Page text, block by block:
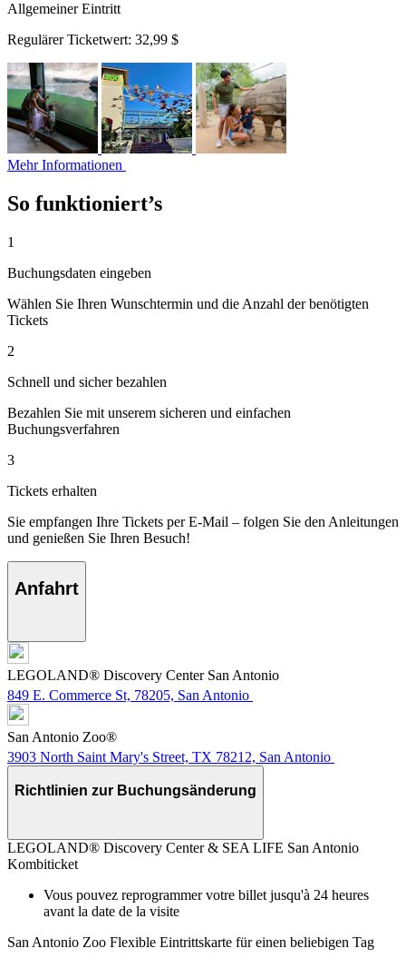
Allgemeiner Eintritt
Regulärer Ticketwert: 32,99 $
Mehr Informationen
So funktioniert’s
1
Buchungsdaten eingeben
Wählen Sie Ihren Wunschtermin und die Anzahl der benötigten
Tickets
2
Schnell und sicher bezahlen
Bezahlen Sie mit unserem sicheren und einfachen
Buchungsverfahren
3
Tickets erhalten
Sie empfangen Ihre Tickets per E-Mail – folgen Sie den Anleitungen
und genießen Sie Ihren Besuch!
Anfahrt
LEGOLAND® Discovery Center San Antonio
849 E. Commerce St, 78205, San Antonio
San Antonio Zoo®
3903 North Saint Mary's Street, TX 78212, San Antonio
Richtlinien zur Buchungsänderung
LEGOLAND® Discovery Center & SEA LIFE San Antonio
Kombiticket
Vous pouvez reprogrammer votre billet jusqu'à 24 heures
avant la date de la visite
San Antonio Zoo Flexible Eintrittskarte für einen beliebigen Tag